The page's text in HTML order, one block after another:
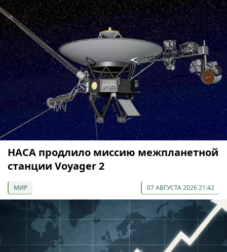
НАСА продлило миссию межпланетной
станции Voyager 2
МИР 07 АВГУСТА 2026 21:42